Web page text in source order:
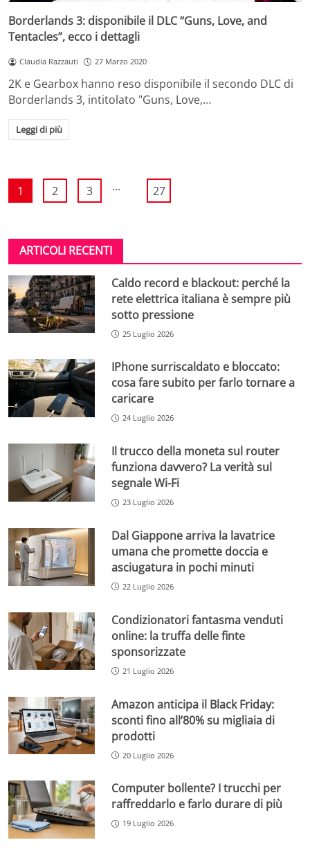
Borderlands 3: disponibile il DLC “Guns, Love, and
Tentacles”, ecco i dettagli
Claudia Razzauti 27 Marzo 2020
2K e Gearbox hanno reso disponibile il secondo DLC di
Borderlands 3, intitolato "Guns, Love,…
Leggi di più
1 2 3 ... 27
ARTICOLI RECENTI
Caldo record e blackout: perché la
rete elettrica italiana è sempre più
sotto pressione
25 Luglio 2026
IPhone surriscaldato e bloccato:
cosa fare subito per farlo tornare a
caricare
24 Luglio 2026
Il trucco della moneta sul router
funziona davvero? La verità sul
segnale Wi-Fi
23 Luglio 2026
Dal Giappone arriva la lavatrice
umana che promette doccia e
asciugatura in pochi minuti
22 Luglio 2026
Condizionatori fantasma venduti
online: la truffa delle finte
sponsorizzate
21 Luglio 2026
Amazon anticipa il Black Friday:
sconti fino all’80% su migliaia di
prodotti
20 Luglio 2026
Computer bollente? I trucchi per
raffreddarlo e farlo durare di più
19 Luglio 2026